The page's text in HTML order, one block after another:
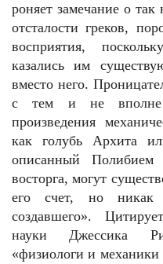
роняет замечание о так
отсталости греков,
восприятия,
казались им
вместо него.
с тем и не вполне
произведения
как голубь Архита
описанный
восторга, могут
его счет, но никак
создавшего».
науки Джессика
«физиологи и